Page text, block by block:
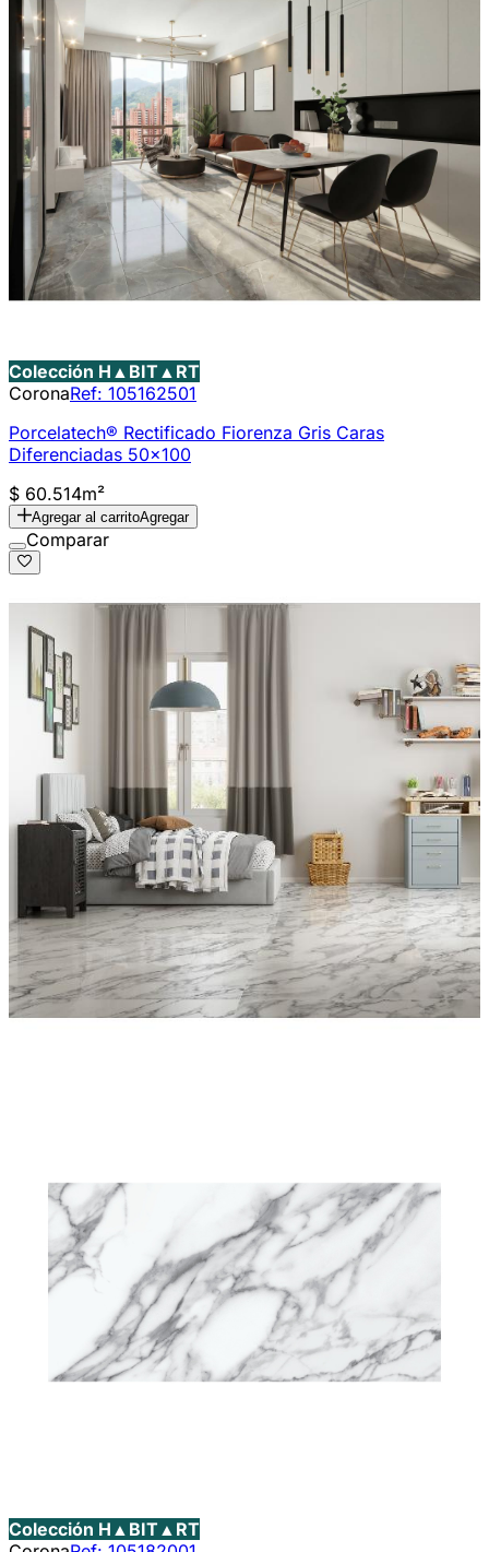
Colección H▲BIT▲RT
CoronaRef: 105162501
Porcelatech® Rectificado Fiorenza Gris Caras
Diferenciadas 50x100
$ 60.514m²
Agregar al carritoAgregar
Comparar
Colección H▲BIT▲RT